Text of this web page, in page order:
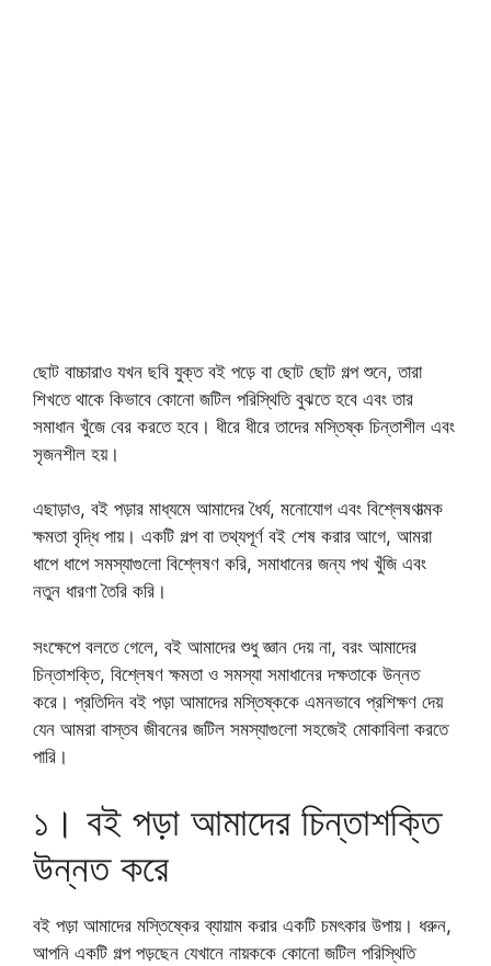
ছোট বাচ্চারাও যখন ছবি যুক্ত বই পড়ে বা ছোট ছোট গল্প শুনে, তারা
শিখতে থাকে কিভাবে কোনো জটিল পরিস্থিতি বুঝতে হবে এবং তার
সমাধান খুঁজে বের করতে হবে। ধীরে ধীরে তাদের মস্তিষ্ক চিন্তাশীল এবং
সৃজনশীল হয়।
এছাড়াও, বই পড়ার মাধ্যমে আমাদের ধৈর্য, মনোযোগ এবং বিশ্লেষণাত্মক
ক্ষমতা বৃদ্ধি পায়। একটি গল্প বা তথ্যপূর্ণ বই শেষ করার আগে, আমরা
ধাপে ধাপে সমস্যাগুলো বিশ্লেষণ করি, সমাধানের জন্য পথ খুঁজি এবং
নতুন ধারণা তৈরি করি।
সংক্ষেপে বলতে গেলে, বই আমাদের শুধু জ্ঞান দেয় না, বরং আমাদের
চিন্তাশক্তি, বিশ্লেষণ ক্ষমতা ও সমস্যা সমাধানের দক্ষতাকে উন্নত
করে। প্রতিদিন বই পড়া আমাদের মস্তিষ্ককে এমনভাবে প্রশিক্ষণ দেয়
যেন আমরা বাস্তব জীবনের জটিল সমস্যাগুলো সহজেই মোকাবিলা করতে
পারি।
১। বই পড়া আমাদের চিন্তাশক্তি
উন্নত করে
বই পড়া আমাদের মস্তিষ্কের ব্যায়াম করার একটি চমৎকার উপায়। ধরুন,
আপনি একটি গল্প পড়ছেন যেখানে নায়ককে কোনো জটিল পরিস্থিতি